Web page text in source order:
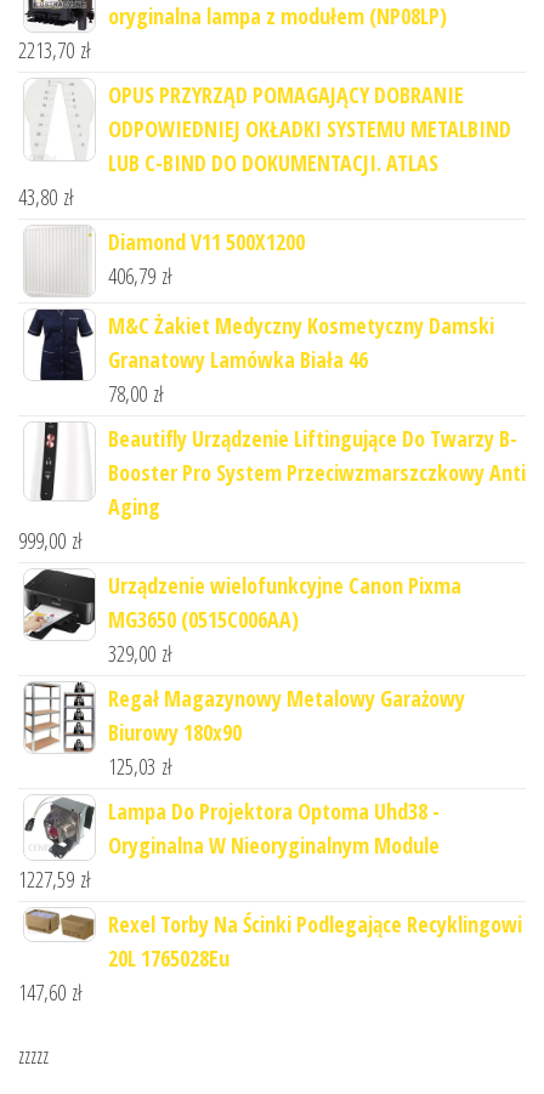
oryginalna lampa z modułem (NP08LP)
2213,70 zł
OPUS PRZYRZĄD POMAGAJĄCY DOBRANIE
ODPOWIEDNIEJ OKŁADKI SYSTEMU METALBIND
LUB C-BIND DO DOKUMENTACJI. ATLAS
43,80 zł
Diamond V11 500X1200
406,79 zł
M&C Żakiet Medyczny Kosmetyczny Damski
Granatowy Lamówka Biała 46
78,00 zł
Beautifly Urządzenie Liftingujące Do Twarzy B-
Booster Pro System Przeciwzmarszczkowy Anti
Aging
999,00 zł
Urządzenie wielofunkcyjne Canon Pixma
MG3650 (0515C006AA)
329,00 zł
Regał Magazynowy Metalowy Garażowy
Biurowy 180x90
125,03 zł
Lampa Do Projektora Optoma Uhd38 -
Oryginalna W Nieoryginalnym Module
1227,59 zł
Rexel Torby Na Ścinki Podlegające Recyklingowi
20L 1765028Eu
147,60 zł
zzzzz